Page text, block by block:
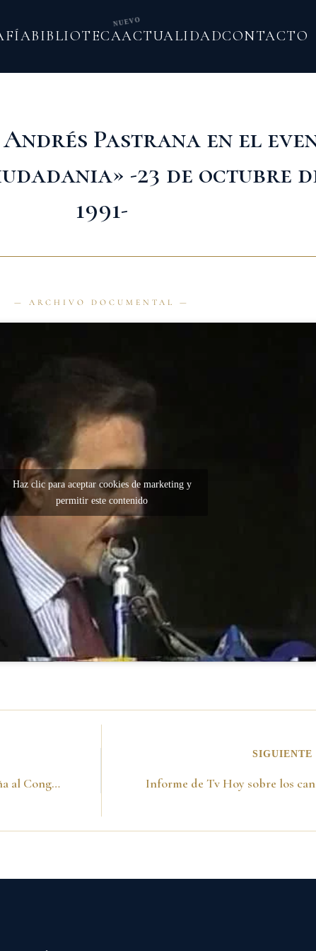
BIBLIOTECA
NUEVO
ACTUALIDADCONTACTO
Pastrana en el
-23 de octubre
1991-
Haz clic para aceptar cookies de marketing y
permitir este contenido
Subasta para la campaña al Congreso de la NFD -15 de octubre de 1991-
SIGUIENTE